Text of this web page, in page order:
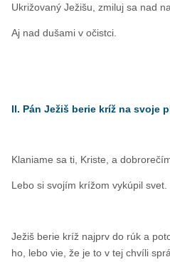
Ukrižovaný Ježišu, zmiluj sa nad
Aj nad dušami v očistci.
II. Pán Ježiš berie kríž na svoje
Klaniame sa ti, Kriste, a
Lebo si svojím krížom vykúpil svet.
Ježiš berie kríž najprv do rúk a
ho, lebo vie, že je to v tej chvíli